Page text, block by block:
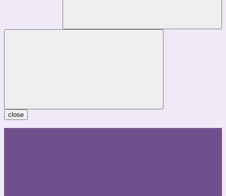
close